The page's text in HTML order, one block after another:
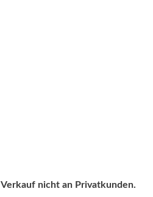
Verkauf nicht an Privatkunden.